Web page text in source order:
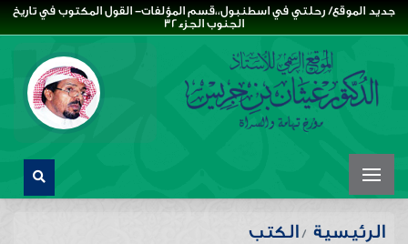
جديد الموقع/ رحلتي في اسطنبول،،قسم المؤلفات- القول المكتوب في تاريخ
الجنوب الجزء32
الرئيسية
الكتب